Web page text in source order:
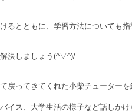
るとともに、学習方法についても指
決しましょう(^▽^)/
戻ってきてくれた小柴チューターを
イス、大学生活の様子など話しかけ